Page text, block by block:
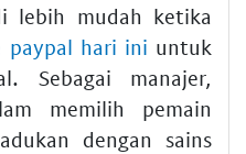
lebih mudah ketika
paypal hari ini untuk
Sebagai manajer,
memilih pemain
dengan sains